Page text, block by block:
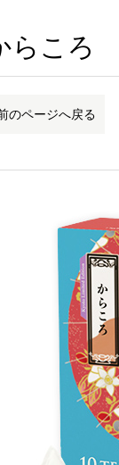
らころ
のページへ戻る